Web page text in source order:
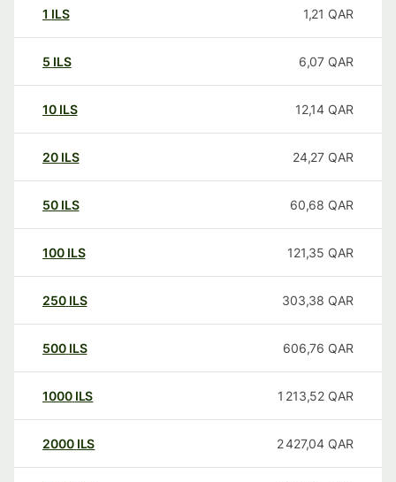
1 ILS 1,21 QAR
5 ILS 6,07 QAR
10 ILS 12,14 QAR
20 ILS 24,27 QAR
50 ILS 60,68 QAR
100 ILS 121,35 QAR
250 ILS 303,38 QAR
500 ILS 606,76 QAR
1000 ILS 1 213,52 QAR
2000 ILS 2 427,04 QAR